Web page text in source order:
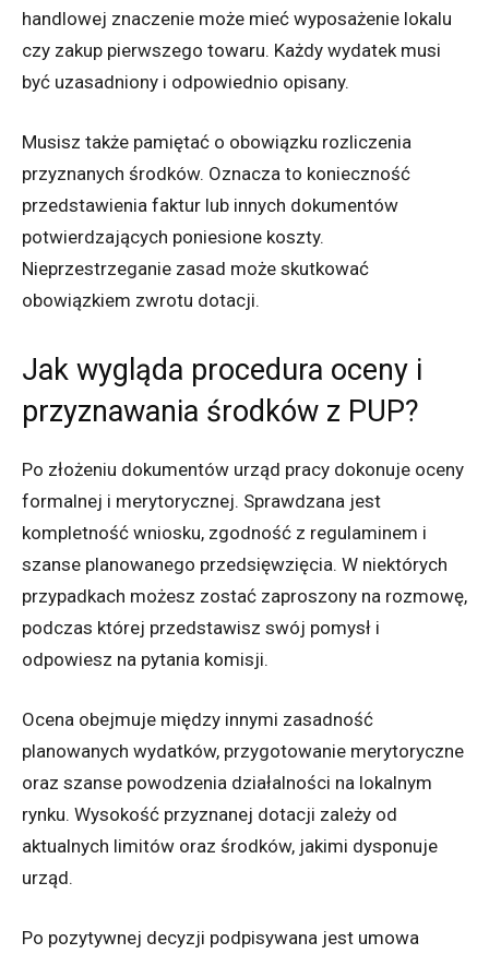
handlowej znaczenie może mieć wyposażenie lokalu
czy zakup pierwszego towaru. Każdy wydatek musi
być uzasadniony i odpowiednio opisany.
Musisz także pamiętać o obowiązku rozliczenia
przyznanych środków. Oznacza to konieczność
przedstawienia faktur lub innych dokumentów
potwierdzających poniesione koszty.
Nieprzestrzeganie zasad może skutkować
obowiązkiem zwrotu dotacji.
Jak wygląda procedura oceny i
przyznawania środków z PUP?
Po złożeniu dokumentów urząd pracy dokonuje oceny
formalnej i merytorycznej. Sprawdzana jest
kompletność wniosku, zgodność z regulaminem i
szanse planowanego przedsięwzięcia. W niektórych
przypadkach możesz zostać zaproszony na rozmowę,
podczas której przedstawisz swój pomysł i
odpowiesz na pytania komisji.
Ocena obejmuje między innymi zasadność
planowanych wydatków, przygotowanie merytoryczne
oraz szanse powodzenia działalności na lokalnym
rynku. Wysokość przyznanej dotacji zależy od
aktualnych limitów oraz środków, jakimi dysponuje
urząd.
Po pozytywnej decyzji podpisywana jest umowa